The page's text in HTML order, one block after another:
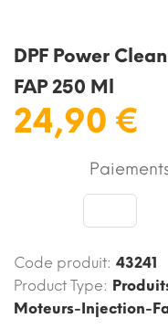
DPF Power
FAP 250 Ml
24,90 €
Code produit: 43241
Product Type:
Moteurs-Injection-